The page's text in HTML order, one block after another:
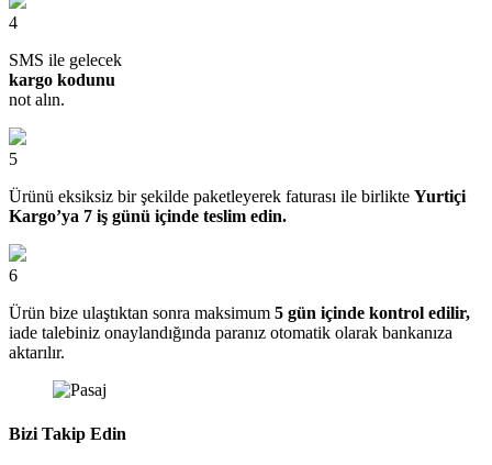
4
SMS ile gelecek
kargo kodunu
not alın.
5
Ürünü eksiksiz bir şekilde paketleyerek faturası ile birlikte Yurtiçi
Kargo’ya 7 iş günü içinde teslim edin.
6
Ürün bize ulaştıktan sonra maksimum 5 gün içinde kontrol edilir,
iade talebiniz onaylandığında paranız otomatik olarak bankanıza
aktarılır.
Bizi Takip Edin